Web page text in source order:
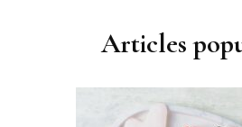
Articles